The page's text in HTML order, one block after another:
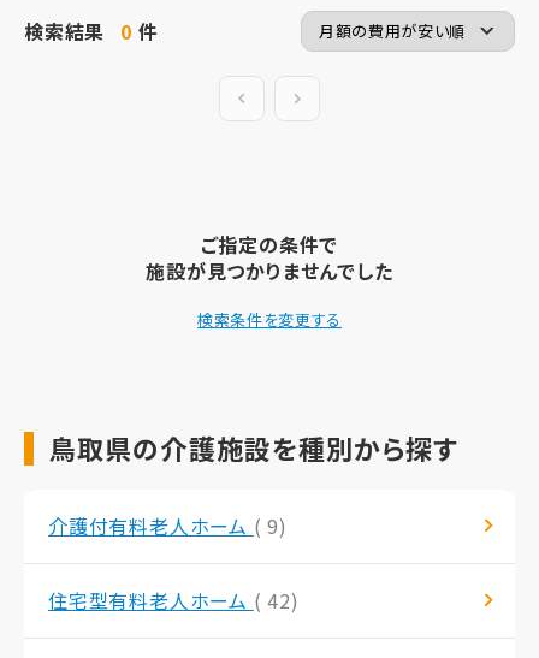
検索結果 0 件
前の20件
ご指定の条件で
施設が見つかりませんでした
検索条件を変更する
鳥取県の介護施設を種別から探す
介護付有料老人ホーム ( 9)
住宅型有料老人ホーム ( 42)